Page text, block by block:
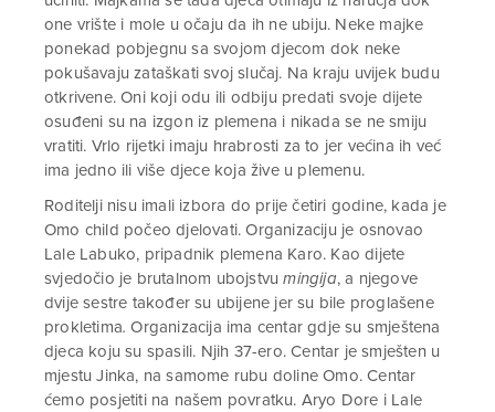
one vrište i mole u očaju da ih ne ubiju. Neke majke
ponekad pobjegnu sa svojom djecom dok neke
pokušavaju zataškati svoj slučaj. Na kraju uvijek budu
otkrivene. Oni koji odu ili odbiju predati svoje dijete
osuđeni su na izgon iz plemena i nikada se ne smiju
vratiti. Vrlo rijetki imaju hrabrosti za to jer većina ih već
ima jedno ili više djece koja žive u plemenu.
Roditelji nisu imali izbora do prije četiri godine, kada je
Omo child počeo djelovati. Organizaciju je osnovao
Lale Labuko, pripadnik plemena Karo. Kao dijete
svjedočio je brutalnom ubojstvumingija, a njegove
dvije sestre također su ubijene jer su bile proglašene
prokletima.Organizacija ima centar gdje su smještena
djeca koju su spasili. Njih 37-ero. Centar je smješten u
mjestu Jinka, na samome rubu doline Omo. Centar
ćemo posjetiti na našem povratku. Aryo Dore i Lale